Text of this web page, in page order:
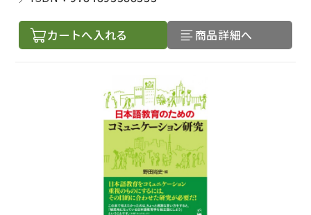
カートへ入れる 商品詳細へ